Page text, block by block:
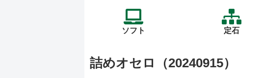
ソフト 定石
詰めオセロ（20240915）